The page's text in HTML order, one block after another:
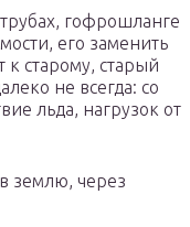
гофрошланге
его заменить
к старому, старый
не всегда: со
льда, нагрузок от
землю, через